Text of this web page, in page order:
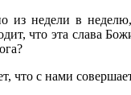
из недели в
что эта слава
что с нами